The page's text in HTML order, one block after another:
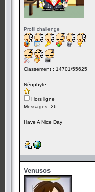
Profil challenge
Classement : 14701/55625
Néophyte
Hors ligne
Messages: 26
Have A Nice Day
Venusos